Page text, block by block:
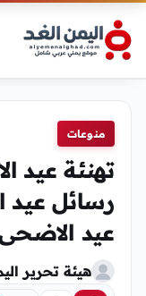
منوعات
عيد
هيئة تحرير